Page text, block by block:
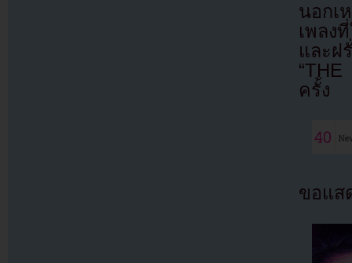
นอกเ
เพลง
และฝ
ครั้ง
ขอแส